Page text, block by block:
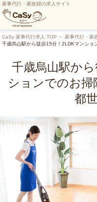
家事代行・家政婦の求人サイト
CaSy 家事代行求人 TOP 家事代行・家
千歳烏山駅から徒歩15分！2LDKマンショ
千歳烏山駅か
ションでのお掃
都